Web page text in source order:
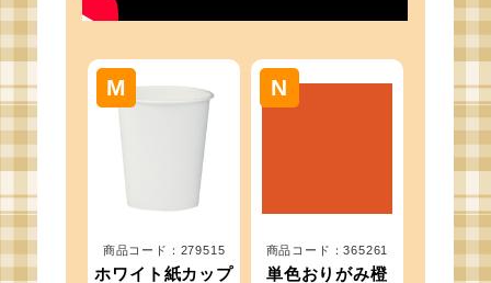
商品コード：279515
ホワイト紙カップ
商品コード：365261
単色おりがみ橙